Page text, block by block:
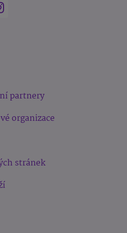
partnery
organizace
stránek